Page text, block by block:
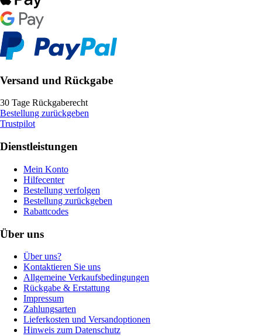
Versand und Rückgabe
30 Tage Rückgaberecht
Bestellung zurückgeben
Trustpilot
Dienstleistungen
Mein Konto
Hilfecenter
Bestellung verfolgen
Bestellung zurückgeben
Rabattcodes
Über uns
Über uns?
Kontaktieren Sie uns
Allgemeine Verkaufsbedingungen
Rückgabe & Erstattung
Impressum
Zahlungsarten
Lieferkosten und Versandoptionen
Hinweis zum Datenschutz